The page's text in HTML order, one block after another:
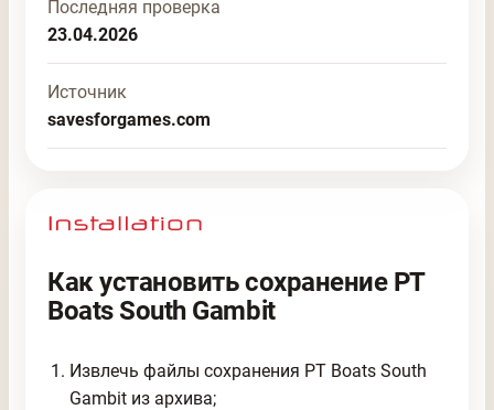
Последняя проверка
23.04.2026
Источник
savesforgames.com
Как установить сохранение PT
Boats South Gambit
Извлечь файлы сохранения PT Boats South
Gambit из архива;